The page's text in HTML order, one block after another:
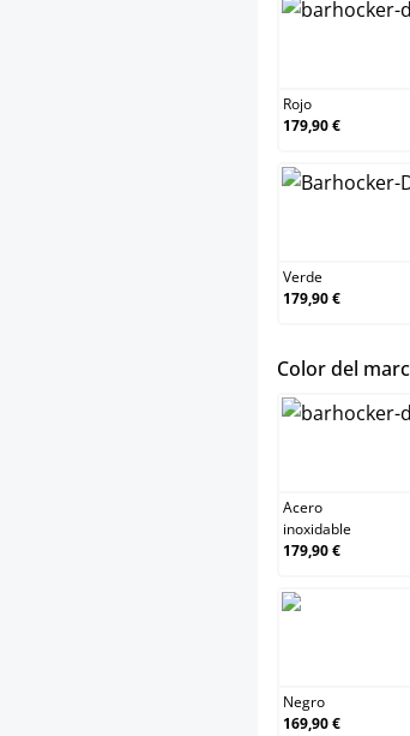
Rojo
179,90 €
Verde
179,90 €
Color del
Acero
inoxidable
179,90 €
Negro
169,90 €